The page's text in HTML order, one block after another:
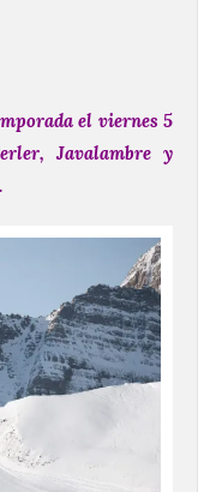
el viernes 5
Javalambre y